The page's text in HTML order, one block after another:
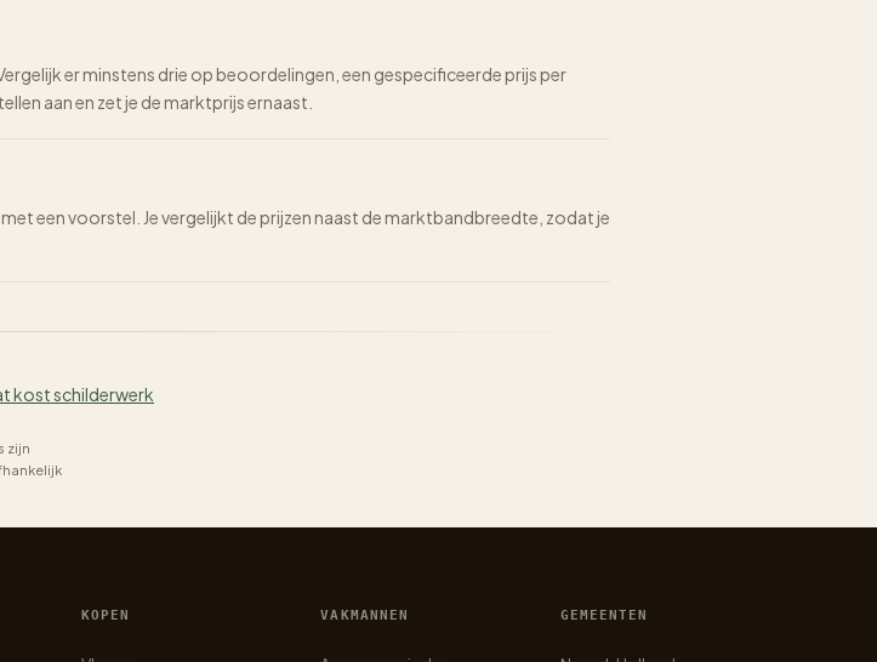
er minstens drie op beoordelingen, een gespecificeerde prijs per
aan en zet je de marktprijs ernaast.
een voorstel. Je vergelijkt de prijzen naast de marktbandbreedte, zodat je
kost schilderwerk
zijn
KOPEN VAKMANNEN GEMEENTEN